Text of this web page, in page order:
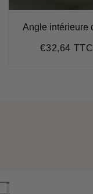
Angle intérieure
Prix
€32,64